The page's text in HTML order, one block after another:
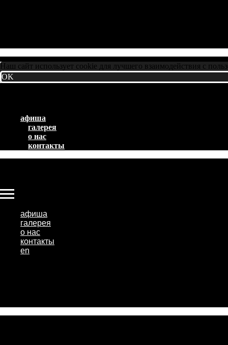
Наш сайт использует cookie для лучшего взаимодействия с
OK
афиша
галерея
о нас
контакты
афиша
галерея
о нас
контакты
en